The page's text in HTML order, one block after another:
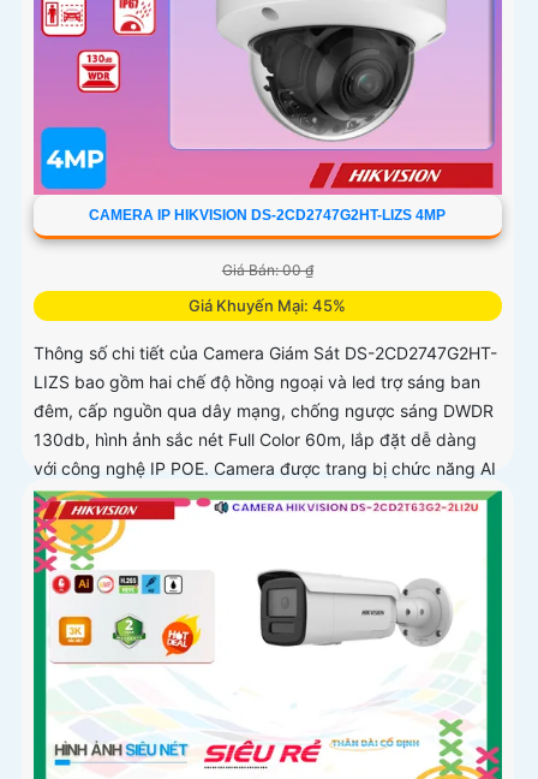
CAMERA IP HIKVISION DS-2CD2747G2HT-LIZS 4MP
Giá Bán: 00 ₫
Giá Khuyến Mại: 45%
Thông số chi tiết của Camera Giám Sát DS-2CD2747G2HT-
LIZS bao gồm hai chế độ hồng ngoại và led trợ sáng ban
đêm, cấp nguồn qua dây mạng, chống ngược sáng DWDR
130db, hình ảnh sắc nét Full Color 60m, lắp đặt dễ dàng
với công nghệ IP POE. Camera được trang bị chức năng AI
cao cấp, chống ngược sáng DWDR 130db